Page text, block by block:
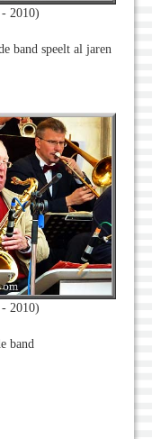
2010)
band speelt al jaren
2010)
band